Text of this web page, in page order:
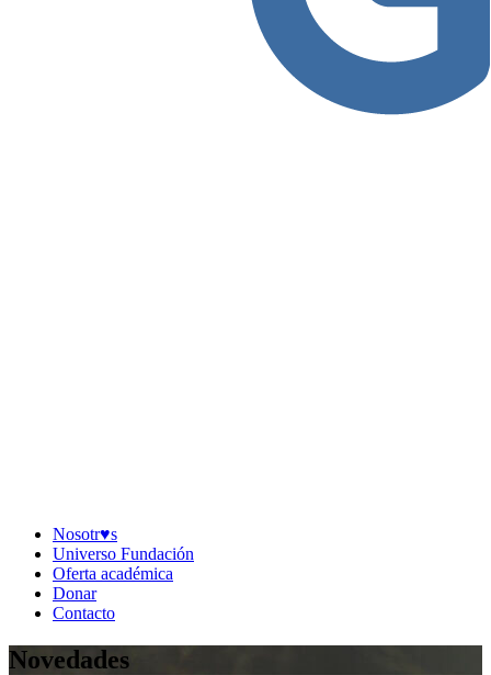
Nosotr♥︎s
Universo Fundación
Oferta académica
Donar
Contacto
Novedades